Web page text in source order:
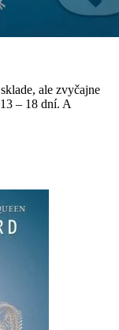
ale zvyčajne
– 18 dní. A